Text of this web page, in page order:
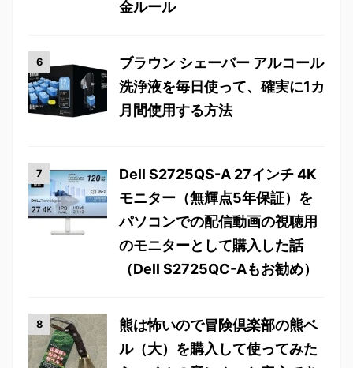
金ルール
ブラウン シェーバー アルコール
洗浄液を毎日使って、確実に1カ
月間使用する方法
Dell S2725QS-A 27インチ 4K
モニター（無輝点5年保証）を
パソコンでの配信動画の視聴用
のモニターとして購入した話
（Dell S2725QC-Aもお勧め）
熊は怖いので冒険倶楽部の熊ベ
ル（大）を購入して使ってみた